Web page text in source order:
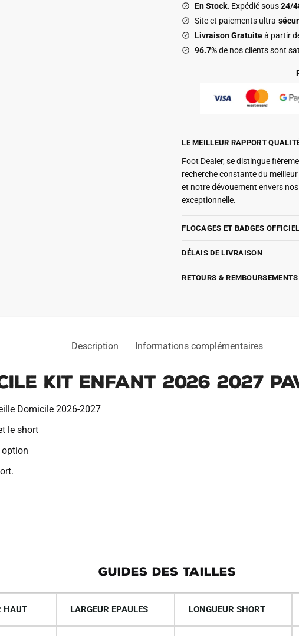
Enfant
2026
2027
Pavard
En Stock. Expédié sous24/
Site et paiements ultra-
Livraison Gratuiteà partir
96.7%de nos clients sont
LE MEILLEUR RAPPORT
Foot Dealer, se distingue
recherche constante du
et notre dévouement envers
exceptionnelle.
FLOCAGES ET BADGES
DÉLAIS DE LIVRAISON
RETOURS & REMBOURSEMENTS
Description Informations complémentaires
Kit Enfant 2026 2027
Domicile 2026-2027
le short
option
GUIDES DES TAILLES
HAUT LARGEUR EPAULES LONGUEUR SHORT